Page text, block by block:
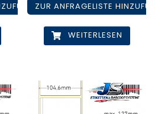
ZUR ANFRAGELISTE
WEITERLESEN